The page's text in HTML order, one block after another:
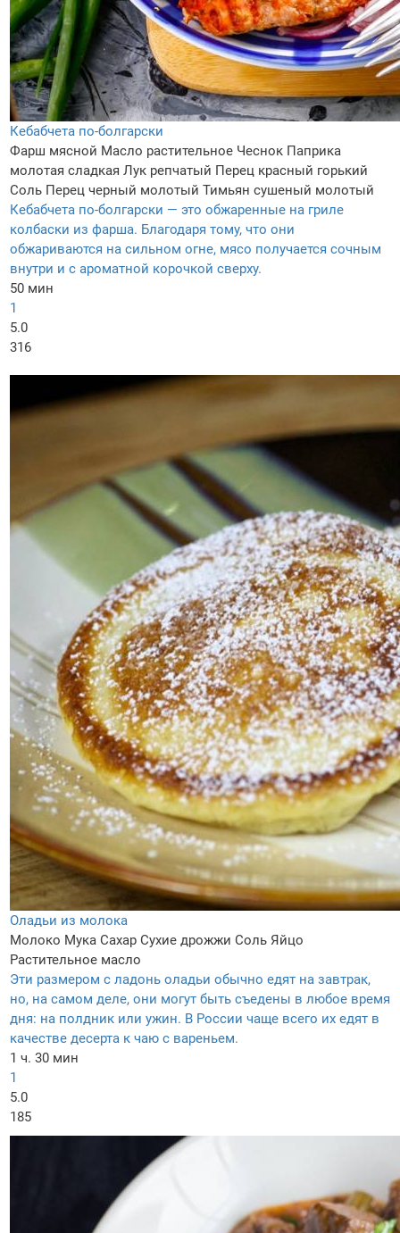
Кебабчета по-болгарски
Фарш мясной Масло растительное Чеснок Паприка
молотая сладкая Лук репчатый Перец красный горький
Соль Перец черный молотый Тимьян сушеный молотый
Кебабчета по-болгарски — это обжаренные на гриле
колбаски из фарша. Благодаря тому, что они
обжариваются на сильном огне, мясо получается сочным
внутри и с ароматной корочкой сверху.
50 мин
1
5.0
316
Оладьи из молока
Молоко Мука Сахар Сухие дрожжи Соль Яйцо
Растительное масло
Эти размером с ладонь оладьи обычно едят на завтрак,
но, на самом деле, они могут быть съедены в любое время
дня: на полдник или ужин. В России чаще всего их едят в
качестве десерта к чаю с вареньем.
1 ч. 30 мин
1
5.0
185